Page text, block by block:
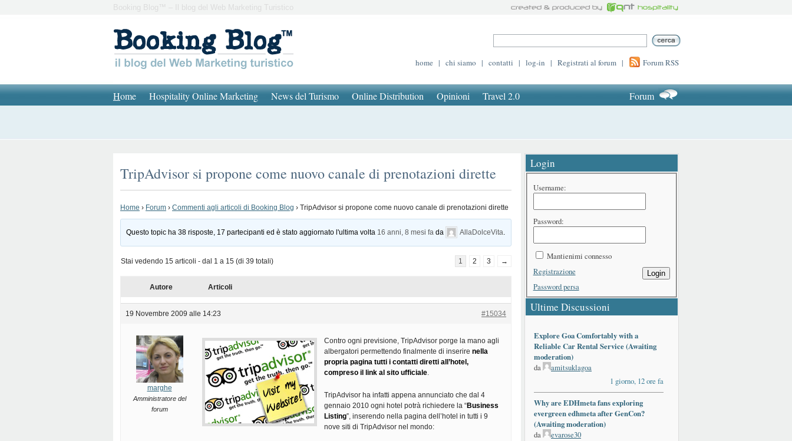
Booking Blog™ – Il blog del Web Marketing Turistico
home | chi siamo | contatti | log-in | Registrati al forum | Forum RSS
Home Hospitality Online Marketing News del Turismo Online Distribution Opinioni Travel 2.0 Forum
TripAdvisor si propone come nuovo canale di prenotazioni dirette
Home › Forum › Commenti agli articoli di Booking Blog › TripAdvisor si propone come nuovo canale di prenotazioni dirette
Questo topic ha 38 risposte, 17 partecipanti ed è stato aggiornato l'ultima volta 16 anni, 8 mesi fa da AllaDolceVita
Stai vedendo 15 articoli - dal 1 a 15 (di 39 totali) 1 2 3 →
Autore Articoli
19 Novembre 2009 alle 14:23 #15034
marghe
Amministratore del
forum
Contro ogni previsione, TripAdvisor porge la mano agli
albergatori permettendo finalmente di inserire nella
propria pagina tutti i contatti diretti all’hotel,
compreso il link al sito ufficiale.
TripAdvisor ha infatti appena annunciato che dal 4
gennaio 2010 ogni hotel potrà richiedere la “Business
Listing”, inserendo nella pagina dell’hotel in tutti i 9
nove siti di TripAdvisor nel mondo:
Login
Username:
Password:
Mantienimi connesso
Login
Registrazione
Password persa
Ultime Discussioni
Explore Goa Comfortably with a
Reliable Car Rental Service (Awaiting
moderation)
da
amitsuklagoa
1 giorno, 12 ore fa
Why are EDHmeta fans exploring
evergreen edhmeta after GenCon?
(Awaiting moderation)
da
evarose30